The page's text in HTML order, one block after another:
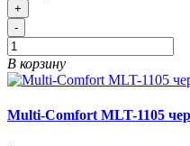
+
-
В корзину
Multi-Comfort MLT-1105